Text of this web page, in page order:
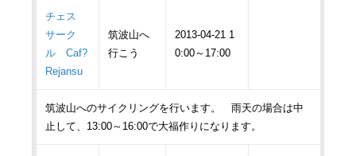
チェス
サーク
ル Caf?
Rejansu
筑波山へ
行こう
2013-04-21 1
0:00～17:00
筑波山へのサイクリングを行います。 雨天の場合は中
止して、13:00～16:00で大福作りになります。